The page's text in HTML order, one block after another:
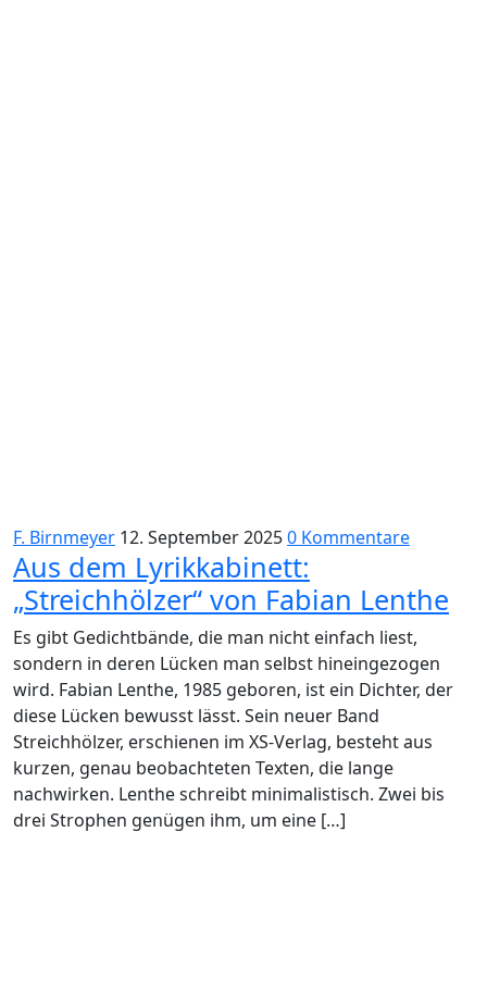
F. Birnmeyer 12. September 20250 Kommentare
Aus dem Lyrikkabinett:
„Streichhölzer“ von Fabian Lenthe
Es gibt Gedichtbände, die man nicht einfach liest,
sondern in deren Lücken man selbst hineingezogen
wird. Fabian Lenthe, 1985 geboren, ist ein Dichter, der
diese Lücken bewusst lässt. Sein neuer Band
Streichhölzer, erschienen im XS-Verlag, besteht aus
kurzen, genau beobachteten Texten, die lange
nachwirken. Lenthe schreibt minimalistisch. Zwei bis
drei Strophen genügen ihm, um eine […]